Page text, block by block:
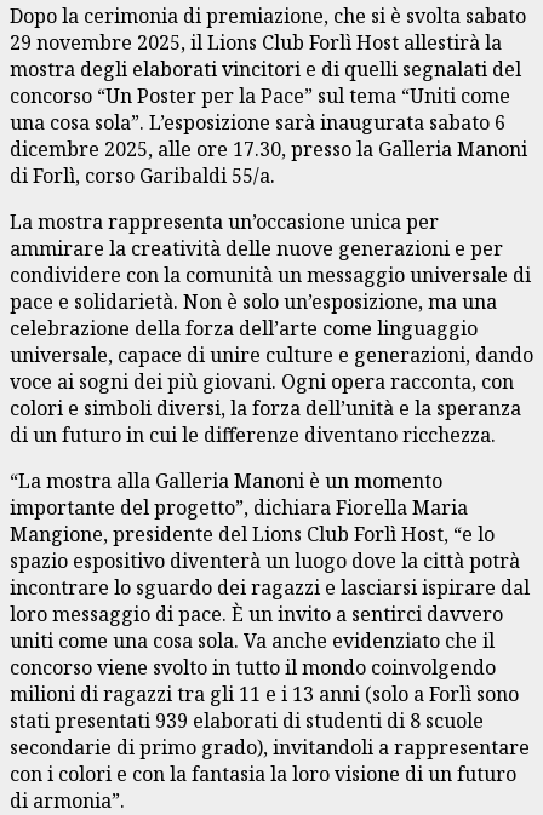
Dopo la cerimonia di premiazione, che si è svolta sabato
29 novembre 2025, il Lions Club Forlì Host allestirà la
mostra degli elaborati vincitori e di quelli segnalati del
concorso “Un Poster per la Pace” sul tema “Uniti come
una cosa sola”. L’esposizione sarà inaugurata sabato 6
dicembre 2025, alle ore 17.30, presso la Galleria Manoni
di Forlì, corso Garibaldi 55/a.
La mostra rappresenta un’occasione unica per
ammirare la creatività delle nuove generazioni e per
condividere con la comunità un messaggio universale di
pace e solidarietà. Non è solo un’esposizione, ma una
celebrazione della forza dell’arte come linguaggio
universale, capace di unire culture e generazioni, dando
voce ai sogni dei più giovani. Ogni opera racconta, con
colori e simboli diversi, la forza dell’unità e la speranza
di un futuro in cui le differenze diventano ricchezza.
“La mostra alla Galleria Manoni è un momento
importante del progetto”, dichiara Fiorella Maria
Mangione, presidente del Lions Club Forlì Host, “e lo
spazio espositivo diventerà un luogo dove la città potrà
incontrare lo sguardo dei ragazzi e lasciarsi ispirare dal
loro messaggio di pace. È un invito a sentirci davvero
uniti come una cosa sola. Va anche evidenziato che il
concorso viene svolto in tutto il mondo coinvolgendo
milioni di ragazzi tra gli 11 e i 13 anni (solo a Forlì sono
stati presentati 939 elaborati di studenti di 8 scuole
secondarie di primo grado), invitandoli a rappresentare
con i colori e con la fantasia la loro visione di un futuro
di armonia”.